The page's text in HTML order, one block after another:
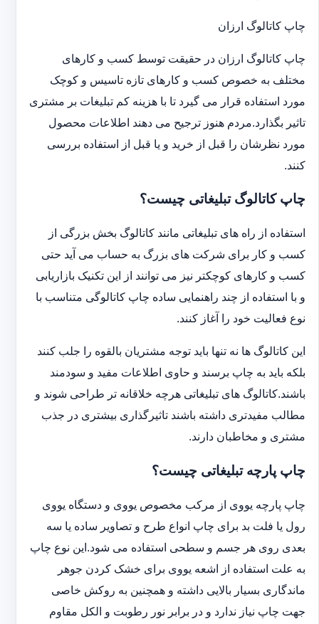
چاپ کاتالوگ ارزان
چاپ کاتالوگ ارزان در حقیقت توسط کسب و کارهای
مختلف به خصوص کسب و کارهای تازه تاسیس و کوچک
مورد استفاده قرار می گیرد تا با هزینه کم تبلیغات بر مشتری
تاثیر بگذارد.مردم هنوز ترجیح می دهند اطلاعات محصول
مورد نظرشان را قبل از خرید و یا قبل از استفاده بررسی
کنند.
چاپ کاتالوگ تبلیغاتی چیست؟
استفاده از راه های تبلیغاتی مانند کاتالوگ بخش بزرگی از
کسب و کار برای شرکت های بزرگ به حساب می آید حتی
کسب و کارهای کوچکتر نیز می توانند از این تکنیک بازاریابی
و با استفاده از چند راهنمایی ساده چاپ کاتالوگی متناسب با
نوع فعالیت خود را آغاز کنند.
این کاتالوگ ها نه تنها باید توجه مشتریان بالقوه را جلب کنند
بلکه باید به چاپ برسند و حاوی اطلاعات مفید و سودمند
باشند.کاتالوگ های تبلیغاتی هرچه خلاقانه تر طراحی شوند و
مطالب مفیدتری داشته باشند تاثیرگذاری بیشتری در جذب
مشتری و مخاطبان دارند.
چاپ پارچه تبلیغاتی چیست؟
چاپ پارچه یووی از مرکب مخصوص یووی و دستگاه یووی
رول یا فلت بد برای چاپ انواع طرح و تصاویر ساده یا سه
بعدی روی هر جسم و سطحی استفاده می شود.این نوع چاپ
به علت استفاده از اشعه یووی برای خشک کردن جوهر
ماندگاری بسیار بالایی داشته و همچنین به روکش خاصی
جهت چاپ نیاز ندارد و در برابر نور رطوبت و الکل مقاوم